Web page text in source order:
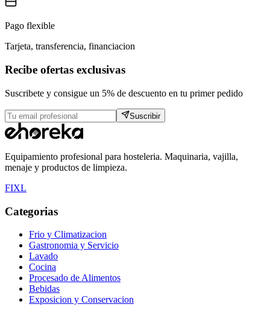
Pago flexible
Tarjeta, transferencia, financiacion
Recibe ofertas exclusivas
Suscribete y consigue un 5% de descuento en tu primer pedido
Suscribir
Equipamiento profesional para hosteleria. Maquinaria, vajilla,
menaje y productos de limpieza.
FIXL
Categorias
Frio y Climatizacion
Gastronomia y Servicio
Lavado
Cocina
Procesado de Alimentos
Bebidas
Exposicion y Conservacion